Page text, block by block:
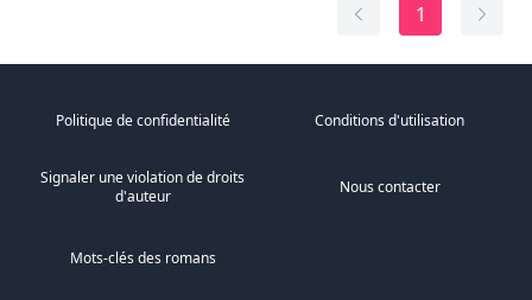
1
Politique de confidentialité Conditions d'utilisation
Signaler une violation de droits
d'auteur
Nous contacter
Mots-clés des romans